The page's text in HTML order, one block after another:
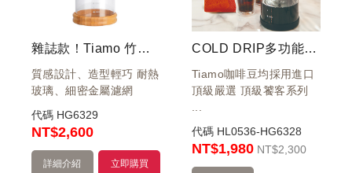
雜誌款！Tiamo 竹製冰滴咖啡壺組600ml(5人份)
質感設計、造型輕巧 耐熱
玻璃、細密金屬濾網
代碼 HG6329
NT$2,600
立即購買
詳細介紹
COLD DRIP多功能冰滴咖啡+冰滴咖啡豆
Tiamo咖啡豆均採用進口
頂級嚴選 頂級饕客系列
代碼 HL0536-HG6328
NT$1,980 NT$2,300